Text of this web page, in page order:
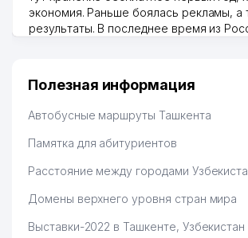
экономия. Раньше боялась рекламы, а
результаты. В последнее время из
Hamida 03.08.2026 12:45:39
Полезная информация
Автобусные маршруты Ташкента
Памятка для абитуриентов
Расстояние между городами
Домены верхнего уровня стран мира
Выставки-2022 в Ташкенте, Узбекистан